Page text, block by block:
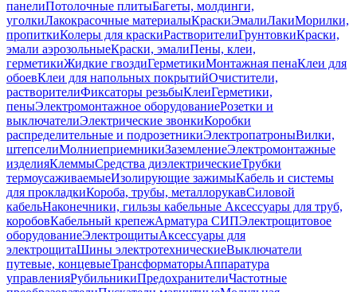
панелиПотолочные плитыБагеты, молдинги,
уголкиЛакокрасочные материалыКраскиЭмалиЛакиМорилки,
пропиткиКолеры для краскиРастворителиГрунтовкиКраски,
эмали аэрозольныеКраски, эмалиПены, клеи,
герметикиЖидкие гвоздиГерметикиМонтажная пенаКлеи для
обоевКлеи для напольных покрытийОчистители,
растворителиФиксаторы резьбыКлеиГерметики,
пеныЭлектромонтажное оборудованиеРозетки и
выключателиЭлектрические звонкиКоробки
распределительные и подрозетникиЭлектропатроныВилки,
штепселиМолниеприемникиЗаземлениеЭлектромонтажные
изделияКлеммыСредства диэлектрическиеТрубки
термоусаживаемыеИзолирующие зажимыКабель и системы
для прокладкиКороба, трубы, металлорукавСиловой
кабельНаконечники, гильзы кабельные Аксессуары для труб,
коробовКабельный крепежАрматура СИПЭлектрощитовое
оборудованиеЭлектрощитыАксессуары для
электрощитаШины электротехническиеВыключатели
путевые, концевыеТрансформаторыАппаратура
управленияРубильникиПредохранителиЧастотные